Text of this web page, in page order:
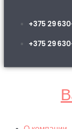
+375 29
+375 29